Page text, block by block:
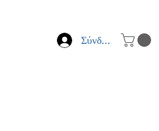
Σύνδεση